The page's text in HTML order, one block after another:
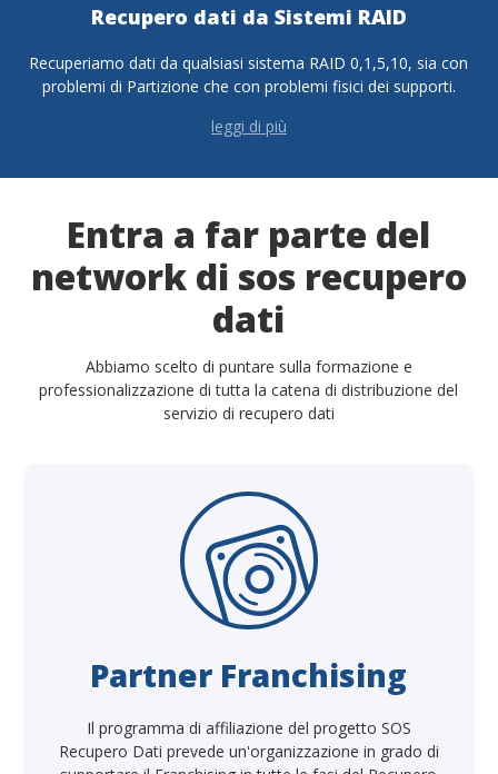
Recupero dati da Sistemi RAID
Recuperiamo dati da qualsiasi sistema RAID 0,1,5,10, sia con
problemi di Partizione che con problemi fisici dei supporti.
leggi di più
Entra a far parte del
network di sos recupero
dati
Abbiamo scelto di puntare sulla formazione e
professionalizzazione di tutta la catena di distribuzione del
servizio di recupero dati
Partner Franchising
Il programma di affiliazione del progetto SOS
Recupero Dati prevede un'organizzazione in grado di